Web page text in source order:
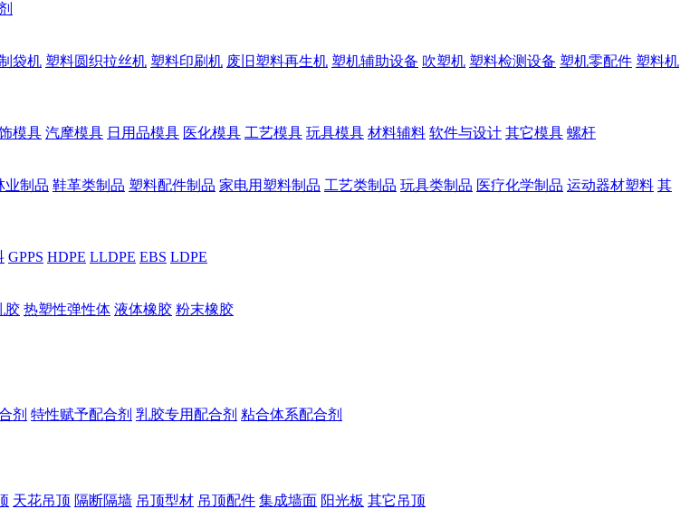
袋机 塑料圆织拉丝机 塑料印刷机 废旧塑料再生机 塑机辅助设备 吹塑机 塑料检测设备 塑机零配件 塑料机
模具 汽摩模具 日用品模具 医化模具 工艺模具 玩具模具 材料辅料 软件与设计 其它模具 螺杆
业制品 鞋革类制品 塑料配件制品 家电用塑料制品 工艺类制品 玩具类制品 医疗化学制品 运动器材塑料 其
GPPS HDPE LLDPE EBS LDPE
胶 热塑性弹性体 液体橡胶 粉末橡胶
剂 特性赋予配合剂 乳胶专用配合剂 粘合体系配合剂
天花吊顶 隔断隔墙 吊顶型材 吊顶配件 集成墙面 阳光板 其它吊顶